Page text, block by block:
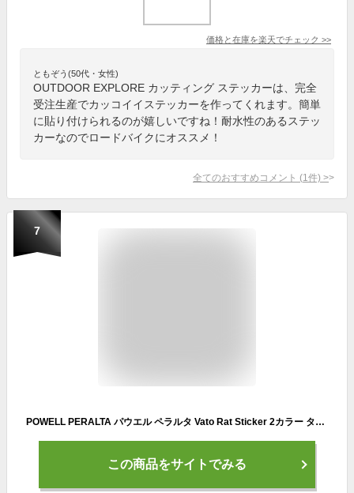
価格と在庫を楽天でチェック >>
ともぞう(50代・女性)
OUTDOOR EXPLORE カッティング ステッカーは、完全
受注生産でカッコイイステッカーを作ってくれます。簡単
に貼り付けられるのが嬉しいですね！耐水性のあるステッ
カーなのでロードバイクにオススメ！
全てのおすすめコメント (1 件) >
7
POWELL PERALTA パウエル ペラルタ Vato Rat Sticker 2カラー タテ6cm×ヨコ18cm POWELL PERALTA パウエル ペラルタ スケートボード スケボー スケート シール ステッカー
この商品をサイトでみる